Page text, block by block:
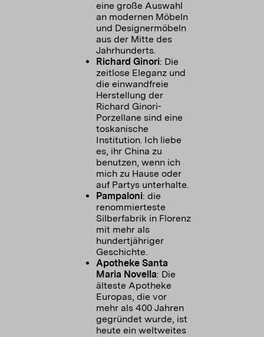
eine große Auswahl
an modernen Möbeln
und Designermöbeln
aus der Mitte des
Richard Ginori: Die
zeitlose Eleganz und
die einwandfreie
Herstellung der
Richard Ginori-
Porzellane sind eine
toskanische
Institution. Ich liebe
es, ihr China zu
benutzen, wenn ich
mich zu Hause oder
Pampaloni: die
renommierteste
Silberfabrik in Florenz
mit mehr als
hundertjähriger
Apotheke Santa
Maria Novella: Die
älteste Apotheke
Europas, die vor
mehr als 400 Jahren
gegründet wurde, ist
heute ein weltweites